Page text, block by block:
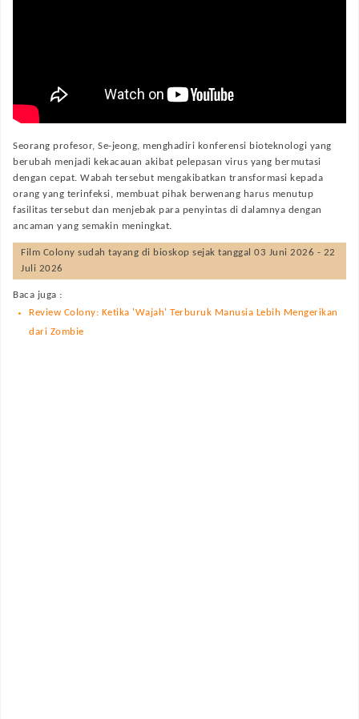
Seorang profesor, Se-jeong, menghadiri konferensi bioteknologi yang
berubah menjadi kekacauan akibat pelepasan virus yang bermutasi
dengan cepat. Wabah tersebut mengakibatkan transformasi kepada
orang yang terinfeksi, membuat pihak berwenang harus menutup
fasilitas tersebut dan menjebak para penyintas di dalamnya dengan
ancaman yang semakin meningkat.
Film Colony sudah tayang di bioskop sejak tanggal 03 Juni 2026 - 22
Juli 2026
Baca juga :
Review Colony: Ketika 'Wajah' Terburuk Manusia Lebih Mengerikan
dari Zombie